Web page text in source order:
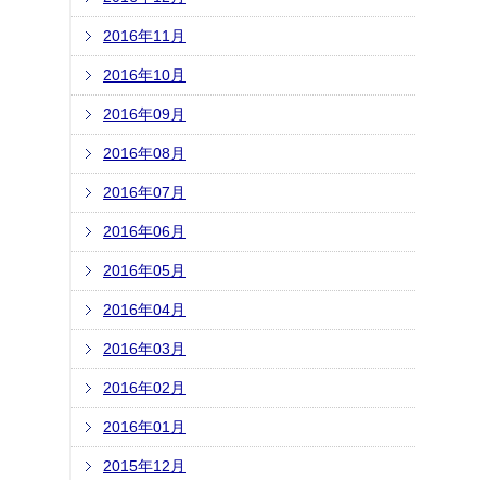
2016年11月
2016年10月
2016年09月
2016年08月
2016年07月
2016年06月
2016年05月
2016年04月
2016年03月
2016年02月
2016年01月
2015年12月